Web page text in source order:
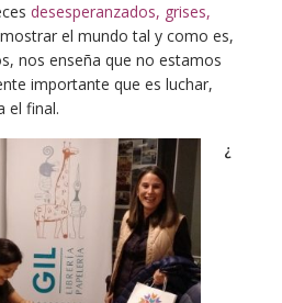
desesperanzados, grises,
el mundo tal y como es,
nos enseña que no estamos
importante que es luchar,
el final.
¿